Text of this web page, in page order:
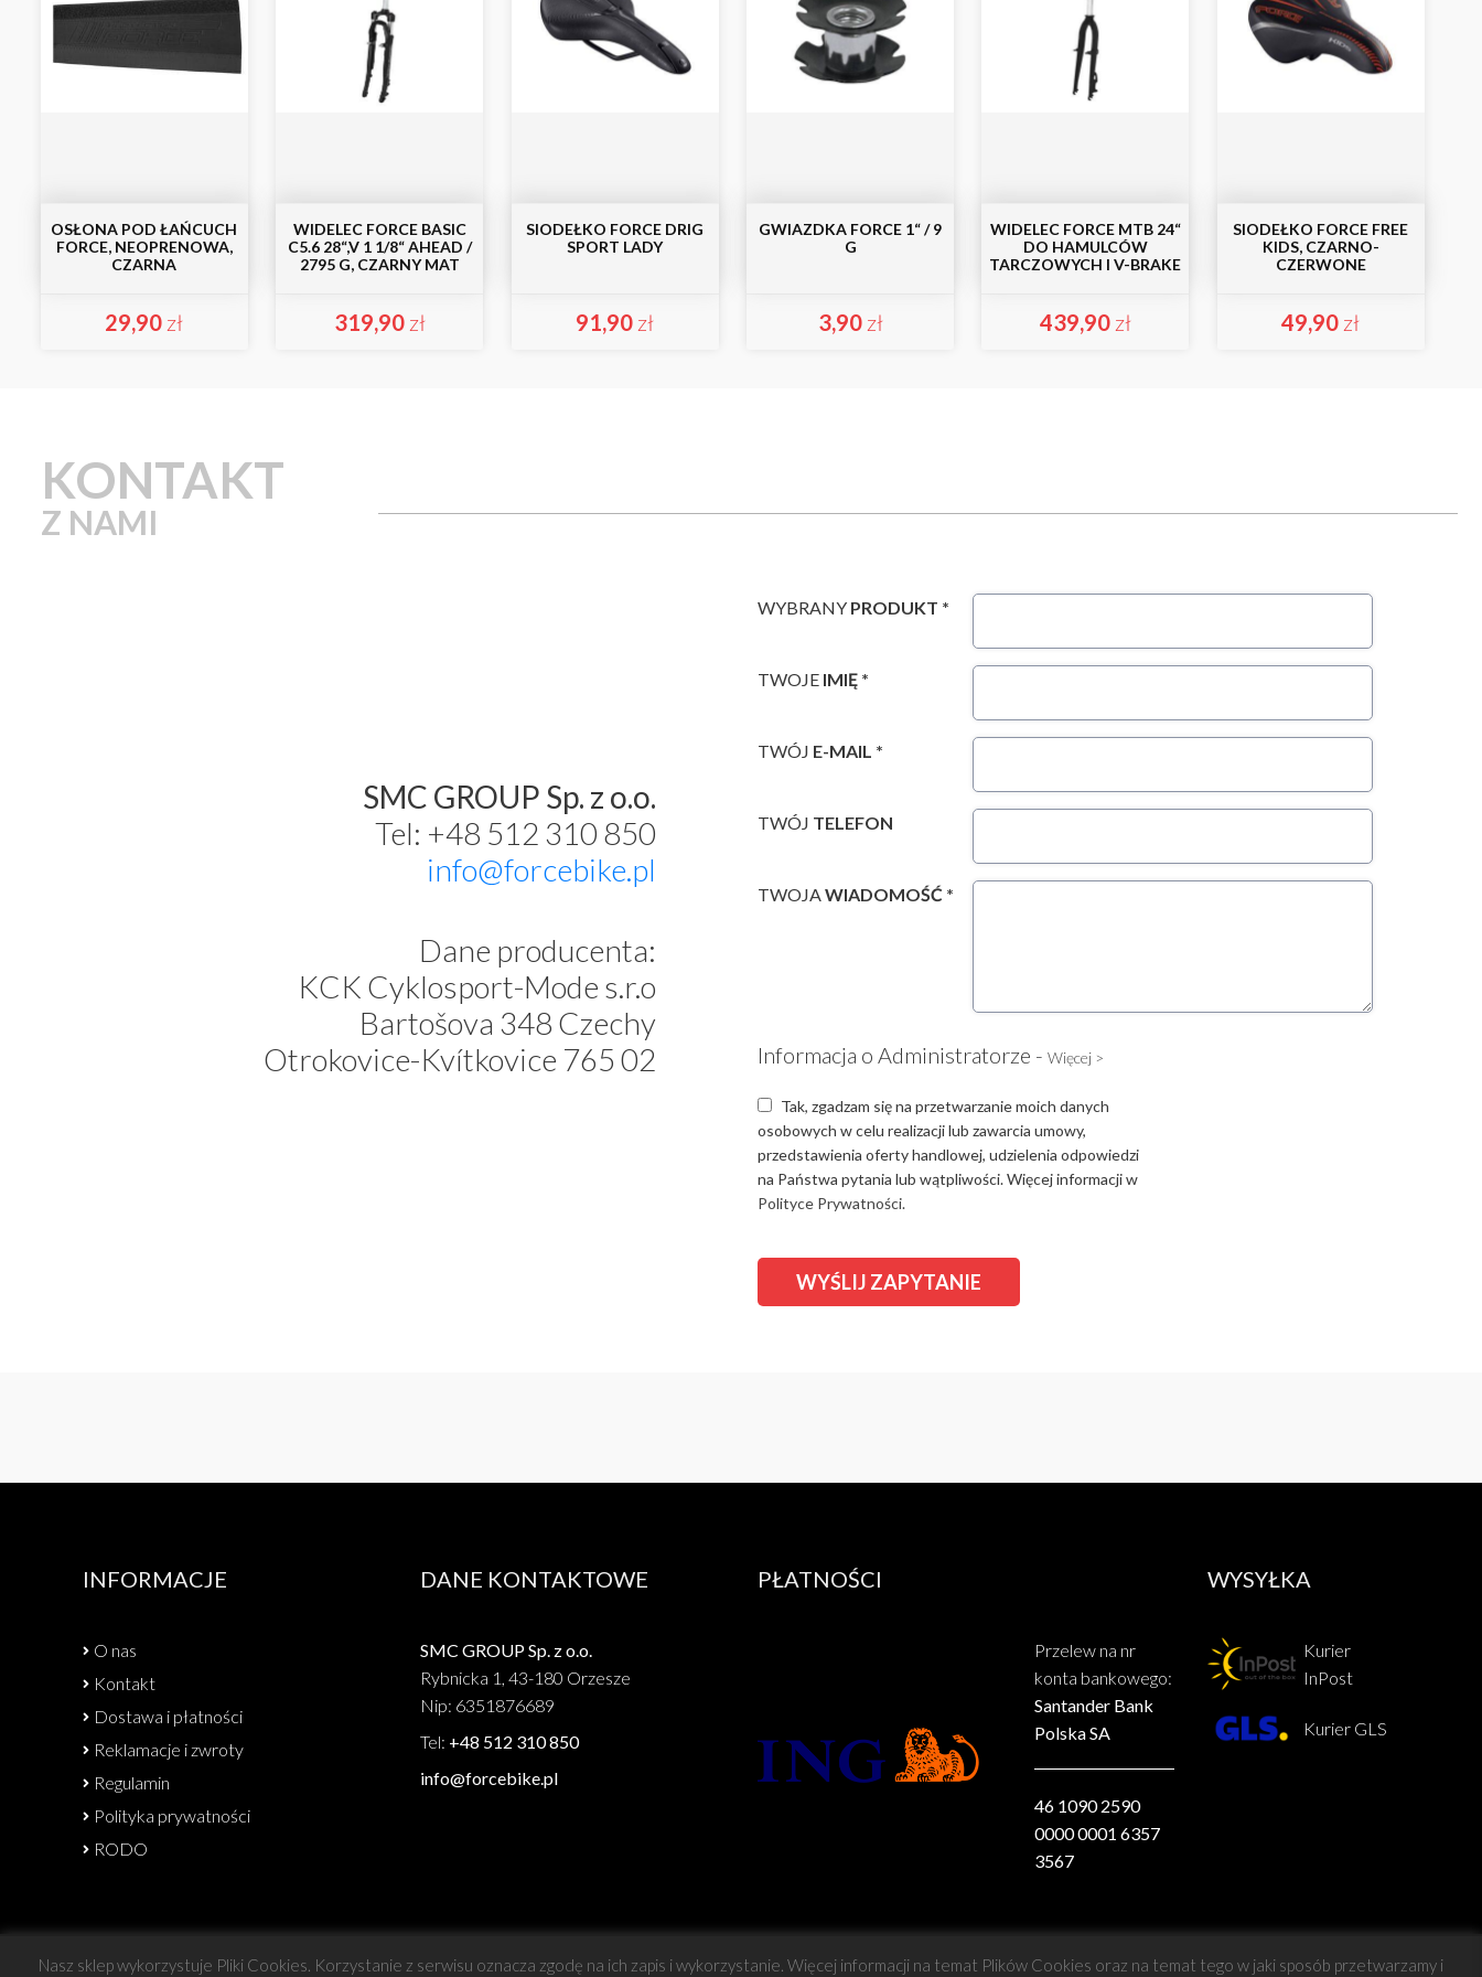
OSŁONA POD ŁAŃCUCH
FORCE, NEOPRENOWA,
CZARNA
29,90 zł
WIDELEC FORCE BASIC
C5.6 28“,V 1 1/8“ AHEAD /
2795 G, CZARNY MAT
319,90 zł
SIODEŁKO FORCE DRIG
SPORT LADY
91,90 zł
GWIAZDKA FORCE 1“ / 9
G
3,90 zł
WIDELEC FORCE MTB 24“
DO HAMULCÓW
TARCZOWYCH I V-BRAKE
439,90 zł
SIODEŁKO FORCE FREE
KIDS, CZARNO-
CZERWONE
49,90 zł
KONTAKT
Z NAMI
SMC GROUP Sp. z o.o.
Tel: +48 512 310 850
info@forcebike.pl
Dane producenta:
KCK Cyklosport-Mode s.r.o
Bartošova 348 Czechy
Otrokovice-Kvítkovice 765 02
WYBRANY PRODUKT *
TWOJE IMIĘ *
TWÓJ E-MAIL *
TWÓJ TELEFON
TWOJAWIADOMOŚĆ *
Informacja o Administratorze - Więcej >
Tak, zgadzam się na przetwarzanie moich danych
osobowych w celu realizacji lub zawarcia umowy,
przedstawienia oferty handlowej, udzielenia odpowiedzi
na Państwa pytania lub wątpliwości. Więcej informacji w
Polityce Prywatności.
INFORMACJE
O nas
Kontakt
Dostawa i płatności
Reklamacje i zwroty
Regulamin
Polityka prywatności
RODO
DANE KONTAKTOWE
SMC GROUP Sp. z o.o.
Rybnicka 1, 43-180 Orzesze
Nip: 6351876689
Tel: +48 512 310 850
info@forcebike.pl
PŁATNOŚCI
Przelew na nr
konta bankowego:
Santander Bank
Polska SA
46 1090 2590
0000 0001 6357
3567
WYSYŁKA
Kurier
InPost
Kurier GLS
Nasz sklep wykorzystuje Pliki Cookies. Korzystanie z serwisu oznacza zgodę na ich zapis i wykorzystanie. Więcej informacji na temat Plików Cookies oraz na temat tego w jaki sposób przetwarzamy i